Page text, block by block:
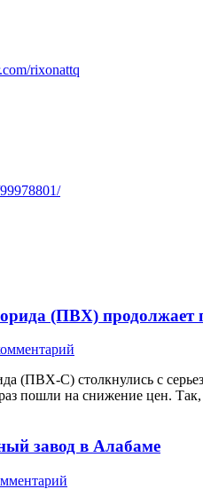
rixonattq
(ПВХ) продолжает
(ПВХ-С) столкнулись с
пошли на снижение цен.
завод в Алабаме